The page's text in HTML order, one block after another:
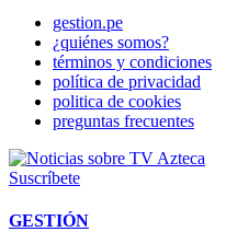
gestion.pe
¿quiénes somos?
términos y condiciones
política de privacidad
politica de cookies
preguntas frecuentes
Suscríbete
GESTIÓN